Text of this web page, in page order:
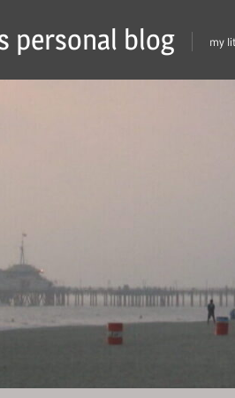
personal blog my